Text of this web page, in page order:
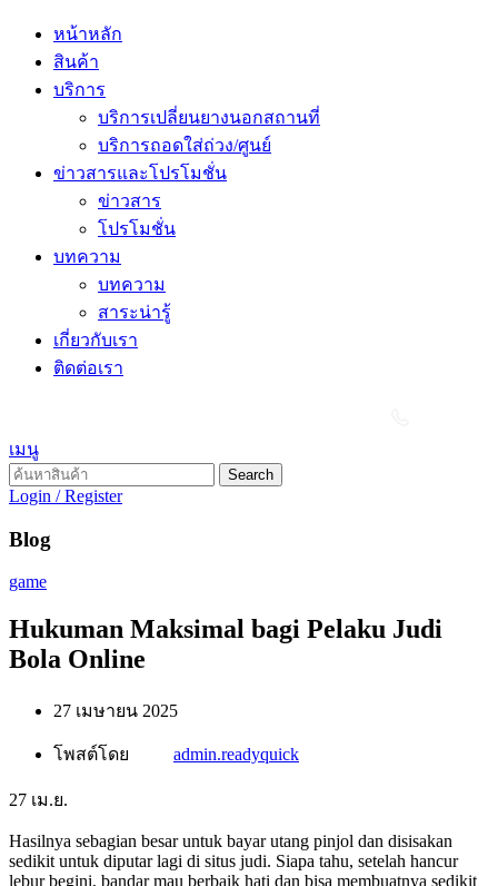
หน้าหลัก
สินค้า
บริการ
บริการเปลี่ยนยางนอกสถานที่
บริการถอดใส่ถ่วง/ศูนย์
ข่าวสารและโปรโมชั่น
ข่าวสาร
โปรโมชั่น
บทความ
บทความ
สาระน่ารู้
เกี่ยวกับเรา
ติดต่อเรา
เมนู
Search
Login / Register
Blog
game
Hukuman Maksimal bagi Pelaku Judi
Bola Online
27 เมษายน 2025
โพสต์โดย admin.readyquick
27 เม.ย.
Hasilnya sebagian besar untuk bayar utang pinjol dan disisakan
sedikit untuk diputar lagi di situs judi. Siapa tahu, setelah hancur
lebur begini, bandar mau berbaik hati dan bisa membuatnya sedikit